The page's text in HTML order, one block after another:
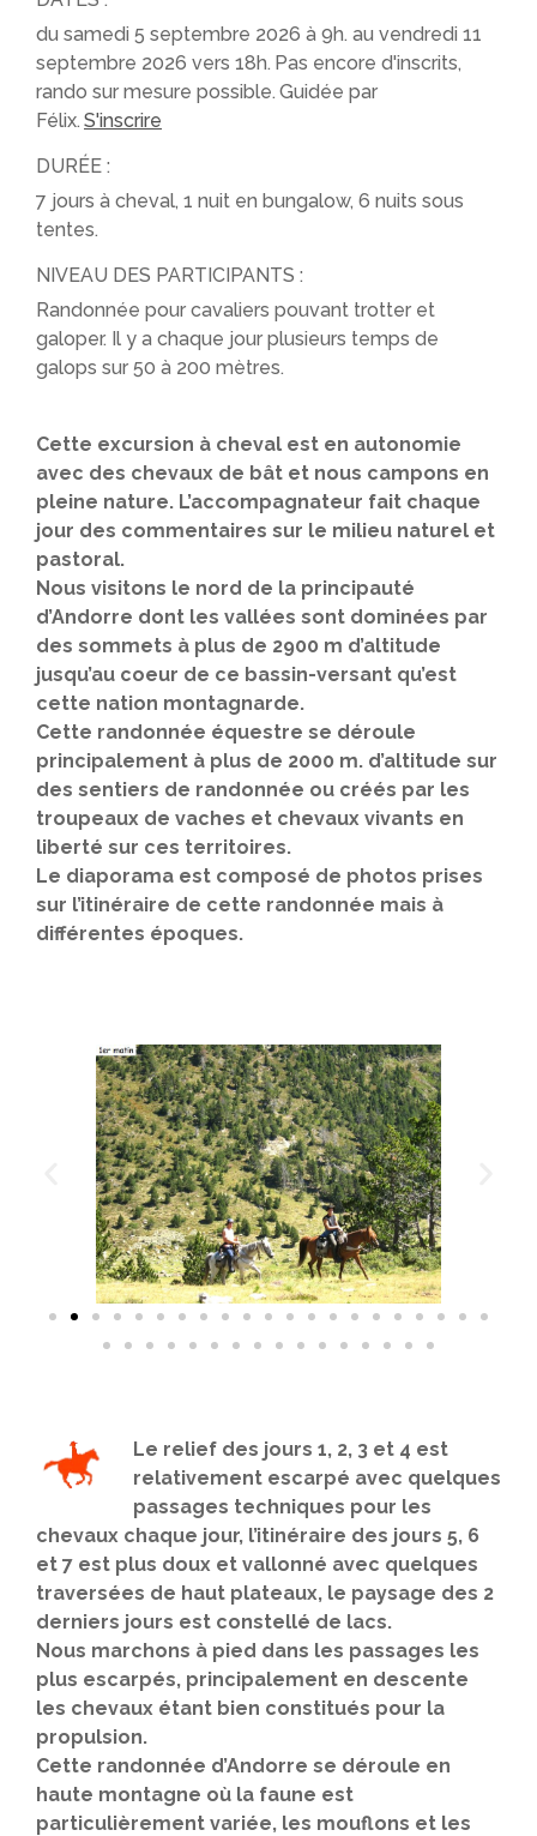
du samedi 5 septembre 2026 à 9h. au vendredi 11
septembre 2026 vers 18h. Pas encore d'inscrits,
rando sur mesure possible. Guidée par
Félix. S'inscrire
DURÉE :
7 jours à cheval, 1 nuit en bungalow, 6 nuits sous
tentes.
NIVEAU DES PARTICIPANTS :
Randonnée pour cavaliers pouvant trotter et
galoper. Il y a chaque jour plusieurs temps de
galops sur 50 à 200 mètres.
Cette excursion à cheval est en autonomie
avec des chevaux de bât et nous campons en
pleine nature. L’accompagnateur fait chaque
jour des commentaires sur le milieu naturel et
pastoral.
Nous visitons le nord de la principauté
d’Andorre dont les vallées sont dominées par
des sommets à plus de 2900 m d’altitude
jusqu’au coeur de ce bassin-versant qu’est
cette nation montagnarde.
Cette randonnée équestre se déroule
principalement à plus de 2000 m. d’altitude sur
des sentiers de randonnée ou créés par les
troupeaux de vaches et chevaux vivants en
liberté sur ces territoires.
Le diaporama est composé de photos prises
sur l’itinéraire de cette randonnée mais à
différentes époques.
Le relief des jours 1, 2, 3 et 4 est
relativement escarpé avec quelques
passages techniques pour les
chevaux chaque jour, l’itinéraire des jours 5, 6
et 7 est plus doux et vallonné avec quelques
traversées de haut plateaux, le paysage des 2
derniers jours est constellé de lacs.
Nous marchons à pied dans les passages les
plus escarpés, principalement en descente
les chevaux étant bien constitués pour la
propulsion.
Cette randonnée d’Andorre se déroule en
haute montagne où la faune est
particulièrement variée, les mouflons et les